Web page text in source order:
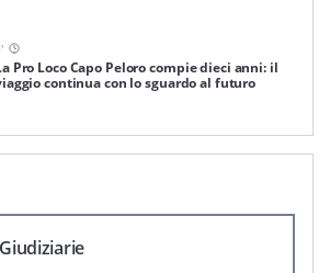
'
Pro Loco Capo Peloro compie dieci anni: il
continua con lo sguardo al futuro